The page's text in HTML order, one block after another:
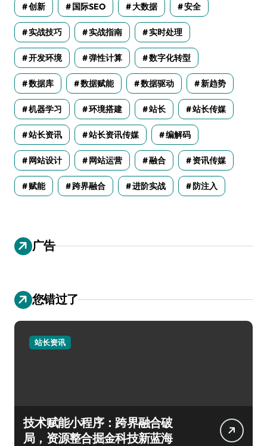
创新 国际SEO 大数据 安全
实战技巧 实战指南 实时处理
开发环境 弹性计算 数字化转型
数据库 数据赋能 数据驱动 新趋势
机器学习 环境搭建 站长 站长传媒
站长资讯 站长资讯传媒 编解码
网站设计 网站运营 融合 资讯传媒
赋能 跨界融合 进阶实战 防注入
广告
您错过了
站长资讯
技术赋能小程序：跨界融合破
局，资源整合掘金科技新蓝海